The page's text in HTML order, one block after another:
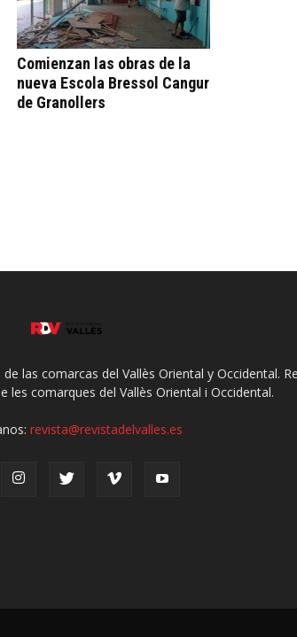
Comienzan las obras de la
nueva Escola Bressol Cangur
de Granollers
las comarcas del Vallès Oriental y Occidental.
les comarques del Vallès Oriental i Occidental.
revista@revistadelvalles.es